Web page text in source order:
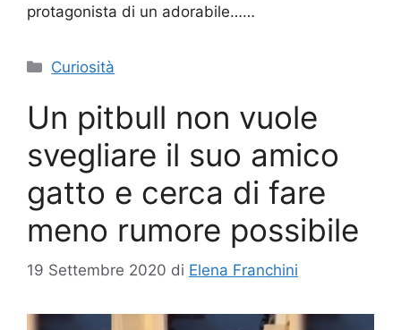
protagonista di un adorabile……
Categorie
Curiosità
Un pitbull non vuole
svegliare il suo amico
gatto e cerca di fare
meno rumore possibile
19 Settembre 2020 di Elena Franchini